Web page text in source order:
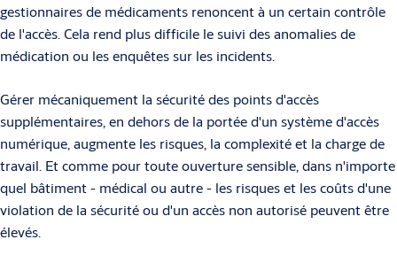
gestionnaires de médicaments renoncent à un certain contrôle
de l'accès. Cela rend plus difficile le suivi des anomalies de
médication ou les enquêtes sur les incidents.
Gérer mécaniquement la sécurité des points d'accès
supplémentaires, en dehors de la portée d'un système d'accès
numérique, augmente les risques, la complexité et la charge de
travail. Et comme pour toute ouverture sensible, dans n'importe
quel bâtiment - médical ou autre - les risques et les coûts d'une
violation de la sécurité ou d'un accès non autorisé peuvent être
élevés.